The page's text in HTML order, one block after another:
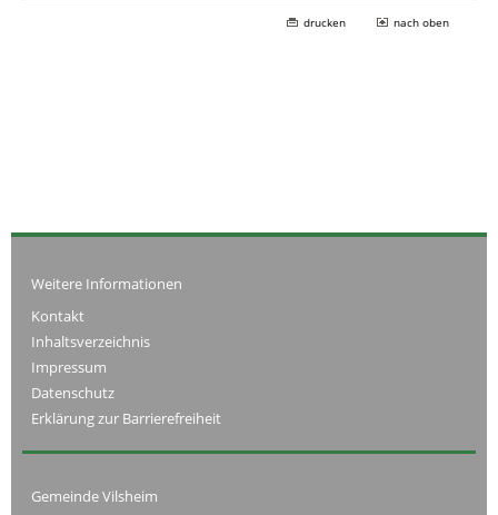
drucken nach oben
Weitere Informationen
Kontakt
Inhaltsverzeichnis
Impressum
Datenschutz
Erklärung zur Barrierefreiheit
Gemeinde Vilsheim